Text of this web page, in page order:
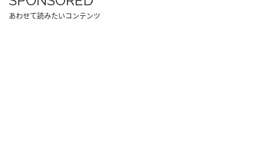
あわせて読みたいコンテンツ